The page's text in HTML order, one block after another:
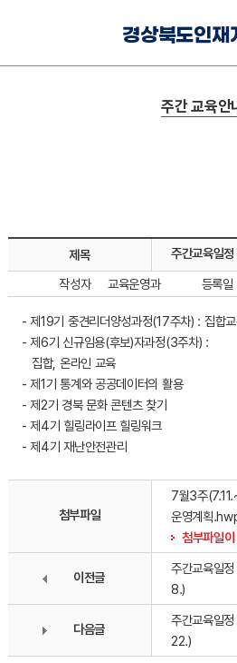
경상북도인재
주간 교육안
제목
주간교육일
등록일
작성자 교육운영과
- 제19기 중견리더양성과정(17주차) : 집합
- 제6기 신규임용(후보)자과정(3주차) :
집합, 온라인 교육
- 제1기 통계와 공공데이터의 활용
- 제2기 경북 문화 콘텐츠 찾기
- 제4기 힐링라이프 힐링워크
- 제4기 재난안전관리
첨부파일
7월3주
운영계획
첨부파일
이전글
주간교육일
8.)
다음글
주간교육일
22.)